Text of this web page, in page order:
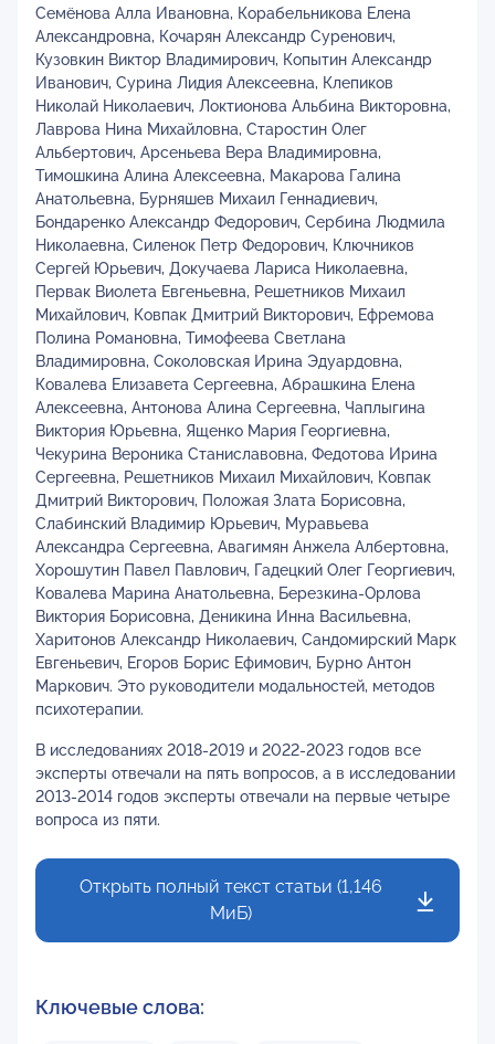
Семёнова Алла Ивановна, Корабельникова Елена
Александровна, Кочарян Александр Суренович,
Кузовкин Виктор Владимирович, Копытин Александр
Иванович, Сурина Лидия Алексеевна, Клепиков
Николай Николаевич, Локтионова Альбина Викторовна,
Лаврова Нина Михайловна, Старостин Олег
Альбертович, Арсеньева Вера Владимировна,
Тимошкина Алина Алексеевна, Макарова Галина
Анатольевна, Бурняшев Михаил Геннадиевич,
Бондаренко Александр Федорович, Сербина Людмила
Николаевна, Силенок Петр Федорович, Ключников
Сергей Юрьевич, Докучаева Лариса Николаевна,
Первак Виолета Евгеньевна, Решетников Михаил
Михайлович, Ковпак Дмитрий Викторович, Ефремова
Полина Романовна, Тимофеева Светлана
Владимировна, Соколовская Ирина Эдуардовна,
Ковалева Елизавета Сергеевна, Абрашкина Елена
Алексеевна, Антонова Алина Сергеевна, Чаплыгина
Виктория Юрьевна, Ященко Мария Георгиевна,
Чекурина Вероника Станиславовна, Федотова Ирина
Сергеевна, Решетников Михаил Михайлович, Ковпак
Дмитрий Викторович, Положая Злата Борисовна,
Слабинский Владимир Юрьевич, Муравьева
Александра Сергеевна, Авагимян Анжела Албертовна,
Хорошутин Павел Павлович, Гадецкий Олег Георгиевич,
Ковалева Марина Анатольевна, Березкина-Орлова
Виктория Борисовна, Деникина Инна Васильевна,
Харитонов Александр Николаевич, Сандомирский Марк
Евгеньевич, Егоров Борис Ефимович, Бурно Антон
Маркович. Это руководители модальностей, методов
психотерапии.
В исследованиях 2018-2019 и 2022-2023 годов все
эксперты отвечали на пять вопросов, а в исследовании
2013-2014 годов эксперты отвечали на первые четыре
вопроса из пяти.
Открыть полный текст статьи (1,146
МиБ)
Ключевые слова: